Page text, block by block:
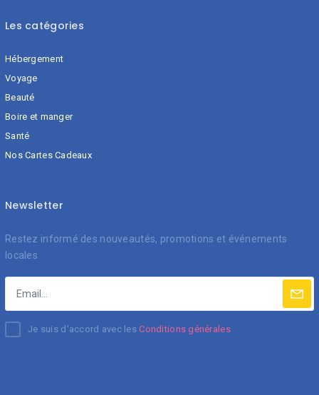
Les catégories
Hébergement
Voyage
Beauté
Boire et manger
Santé
Nos Cartes Cadeaux
Newsletter
Restez informé des nouveautés, promotions et événements
locales
Je suis d'accord avec lesConditions générales